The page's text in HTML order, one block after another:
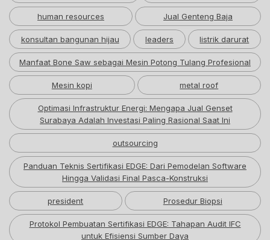
human resources Jual Genteng Baja
konsultan bangunan hijau leaders listrik darurat
Manfaat Bone Saw sebagai Mesin Potong Tulang Profesional
Mesin kopi metal roof
Optimasi Infrastruktur Energi: Mengapa Jual Genset
Surabaya Adalah Investasi Paling Rasional Saat Ini
outsourcing
Panduan Teknis Sertifikasi EDGE: Dari Pemodelan Software
Hingga Validasi Final Pasca-Konstruksi
president Prosedur Biopsi
Protokol Pembuatan Sertifikasi EDGE: Tahapan Audit IFC
untuk Efisiensi Sumber Daya